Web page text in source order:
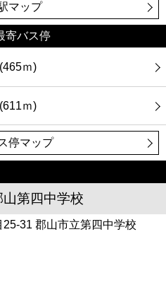
マップ
寄バス停
ｍ)
ｍ)
停マップ
第四中学校
31 郡山市立第四中学校